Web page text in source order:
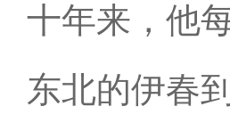
十年来，他
东北的伊春